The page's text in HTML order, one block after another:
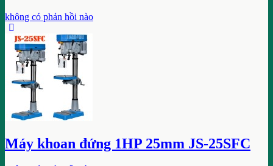
không có phản hồi nào
Máy khoan đứng 1HP 25mm JS-25SFC